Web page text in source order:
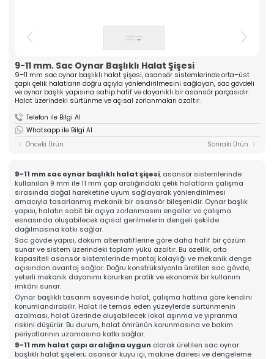
Kurumsal
» Hakkımızda
» Vizyon, Misyon
» Kariyer
» Kablo Grubu
» Halat Şişesi Grubu
» Plastik Grubu
» Konsol Grubu
» Yedek Parçalar
Kalite
» Kalite Belgelerimiz
» Kalite Politikamız
Üretim
» Üretim Hattımız
» Özel Üretim Yeteneğimiz
Online Katalog
» İleitşim Bilgilerimiz
» Konum Bilgilerimiz
çözümler sunar.
» Halat Şişesi Grubu
» Plastik Grubu
» Konsol Grubu
» Yedek Parçalar
» Tüm Kategoriler
Tüm hakkı saklıdır. Sitemizde kullanılan tüm içerik ve görseller
Mahens Asansör'e ait olup izinsiz kullanımı hukuki yaptırıma tabidir.
İhracat & Lojistik
Haberler
Kariyer
İletişim
9-11 mm. Sac Oynar Başlıklı Halat Şişesi
9–11 mm sac oynar başlıklı halat şişesi, asansör sistemlerinde orta–üst
çaplı çelik halatların doğru açıyla yönlendirilmesini sağlayan, sac gövdeli
ve oynar başlık yapısına sahip hafif ve dayanıklı bir asansör parçasıdır.
Halat üzerindeki sürtünme ve açısal zorlanmaları azaltır.
Telefon ile Bilgi Al
Whatsapp ile Bilgi Al
Önceki Ürün
Sonraki Ürün
9–11 mm sac oynar başlıklı halat şişesi, asansör sistemlerinde
kullanılan 9 mm ile 11 mm çap aralığındaki çelik halatların çalışma
sırasında doğal hareketine uyum sağlayarak yönlendirilmesi
amacıyla tasarlanmış mekanik bir asansör bileşenidir. Oynar başlık
yapısı, halatın sabit bir açıya zorlanmasını engeller ve çalışma
esnasında oluşabilecek açısal gerilmelerin dengeli şekilde
dağılmasına katkı sağlar.
Sac gövde yapısı, döküm alternatiflerine göre daha hafif bir çözüm
sunar ve sistem üzerindeki toplam yükü azaltır. Bu özellik, orta
kapasiteli asansör sistemlerinde montaj kolaylığı ve mekanik denge
açısından avantaj sağlar. Doğru konstrüksiyonla üretilen sac gövde,
yeterli mekanik dayanımı korurken pratik ve ekonomik bir kullanım
imkânı sunar.
Oynar başlıklı tasarım sayesinde halat, çalışma hattına göre kendini
konumlandırabilir. Halat ile temas eden yüzeylerde sürtünmenin
azalması, halat üzerinde oluşabilecek lokal aşınma ve yıpranma
riskini düşürür. Bu durum, halat ömrünün korunmasına ve bakım
periyotlarının uzamasına katkı sağlar.
9–11 mm halat çapı aralığına uygun olarak üretilen sac oynar
başlıklı halat şişeleri; asansör kuyu içi, makine dairesi ve dengeleme